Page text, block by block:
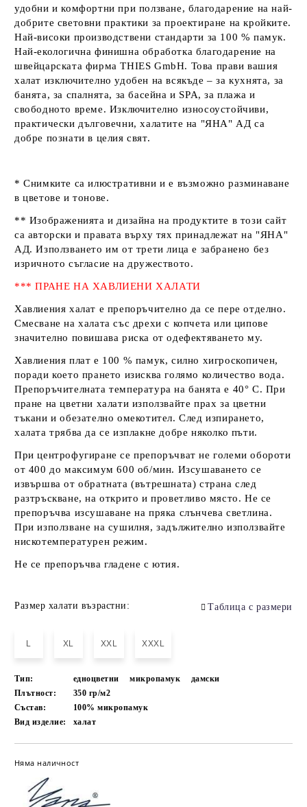
удобни и комфортни при ползване, благодарение на най-
добрите световни практики за проектиране на кройките.
Най-високи производствени стандарти за 100 % памук.
Най-екологична финишна обработка благодарение на
швейцарската фирмаTHIES GmbH. Това прави вашия
халат изключително удобен на всякъде – за кухнята, за
банята, за спалнята, за басейна и SPA, за плажа и
свободното време. Изключително износоустойчиви,
практически дълговечни, халатите на "ЯНА" АД са
добре познати в целия свят.
* Снимките са илюстративни и е възможно разминаване
в цветове и тонове.
** Изображенията и дизайна на продуктите в този сайт
са авторски и правата върху тях принадлежат на "ЯНА"
АД. Използването им от трети лица е забранено без
изричното съгласие на дружеството.
*** ПРАНЕ НА ХАВЛИЕНИ ХАЛАТИ
Хавлиения халат е препоръчително да се пере отделно.
Смесване на халата със дрехи с копчета или ципове
значително повишава риска от одефектяването му.
Хавлиения плат е 100 % памук, силно хигроскопичен,
поради което прането изисква голямо количество вода.
Препоръчителната температура на банята е 40° С. При
пране на цветни халати използвайте прах за цветни
тъкани и обезателно омекотител. След изпирането,
халата трябва да се изплакне добре няколко пъти.
При центрофугиране се препоръчват не големи обороти
от 400 до максимум 600 об/мин. Изсушаването се
извършва от обратната (вътрешната) страна след
разтръскване, на открито и проветливо място. Не се
препоръчва изсушаване на пряка слънчева светлина.
При използване на сушилня, задължително използвайте
нискотемпературен режим.
Не се препоръчва гладене с ютия.
Размер халати възрастни: Таблица с размери
L XL XXL XXXL
Тип: едноцветни микропамук
дамски
Плътност:
350 гр/м2
Състав:
100% микропамук
Вид изделие:
халат
Няма наличност